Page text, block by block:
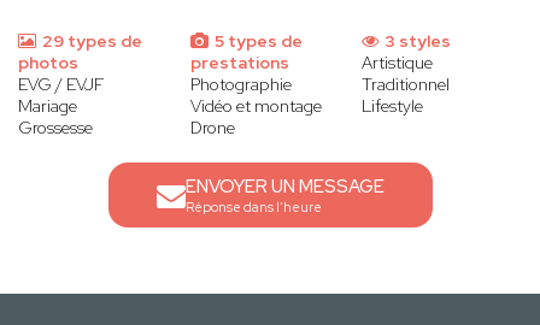
29 types de
photos
EVG / EVJF
Mariage
Grossesse
5 types de
prestations
Photographie
Vidéo et montage
Drone
3 styles
Artistique
Traditionnel
Lifestyle
ENVOYER UN MESSAGE
Réponse dans l'heure